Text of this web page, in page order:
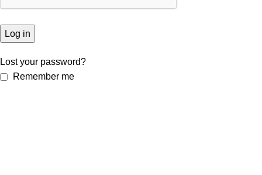
Log in
Lost your password?
Remember me